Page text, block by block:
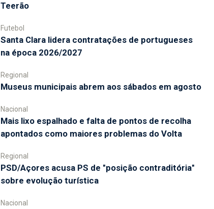
Teerão
Futebol
Santa Clara lidera contratações de portugueses
na época 2026/2027
Regional
Museus municipais abrem aos sábados em agosto
Nacional
Mais lixo espalhado e falta de pontos de recolha
apontados como maiores problemas do Volta
Regional
PSD/Açores acusa PS de "posição contraditória"
sobre evolução turística
Nacional